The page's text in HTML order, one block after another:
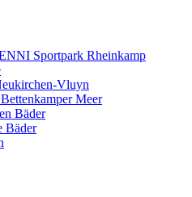
Sportpark Rheinkamp
Vluyn
Meer
Bäder
Bäder